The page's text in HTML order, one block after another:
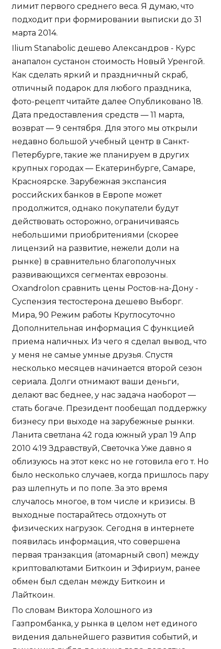
лимит первого среднего веса. Я думаю, что
подходит при формировании выписки до 31
марта 2014.
Ilium Stanabolic дешево Александров - Курс
анапалон сустанон стоимость Новый Уренгой.
Как сделать яркий и праздничный скраб,
отличный подарок для любого праздника,
фото-рецепт читайте далее Опубликовано 18.
Дата предоставления средств — 11 марта,
возврат — 9 сентября. Для этого мы открыли
недавно большой учебный центр в Санкт-
Петербурге, такие же планируем в других
крупных городах — Екатеринбурге, Самаре,
Красноярске. Зарубежная экспансия
российских банков в Европе может
продолжится, однако покупатели будут
действовать осторожно, ограничиваясь
небольшими приобритениями (скорее
лицензий на развитие, нежели доли на
рынке) в сравнительно благополучных
развивающихся сегментах еврозоны.
Oxandrolon сравнить цены Ростов-на-Дону -
Суспензия тестостерона дешево Выборг.
Мира, 90 Режим работы Круглосуточно
Дополнительная информация С функцией
приема наличных. Из чего я сделал вывод, что
у меня не самые умные друзья. Спустя
несколько месяцев начинается второй сезон
сериала. Долги отнимают ваши деньги,
делают вас беднее, у нас задача наоборот —
стать богаче. Президент пообещал поддержку
бизнесу при выходе на зарубежные рынки.
Ланита светлана 42 года южный урал 19 Апр
2010 4:19 Здравствуй, Светочка Уже давно я
облизуюсь на этот кекс но не готовила его т. Но
было несколько случаев, когда пришлось пару
раз шлепнуть и по попе. За это время
случалось многое, в том числе и кризисы. В
выходные постарайтесь отдохнуть от
физических нагрузок. Сегодня в интернете
появилась информация, что совершена
первая транзакция (атомарный своп) между
криптовалютами Биткоин и Эфириум, ранее
обмен был сделан между Биткоин и
Лайткоин.
По словам Виктора Холошного из
Газпромбанка, у рынка в целом нет единого
видения дальнейшего развития событий, и